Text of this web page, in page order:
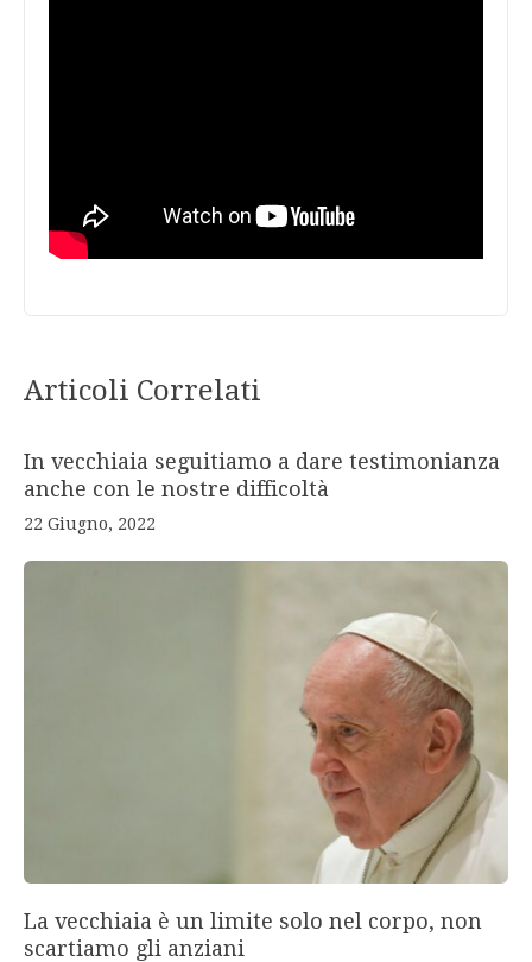
Articoli Correlati
In vecchiaia seguitiamo a dare testimonianza
anche con le nostre difficoltà
22 Giugno, 2022
La vecchiaia è un limite solo nel corpo, non
scartiamo gli anziani